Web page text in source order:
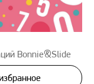
Bonnie&Slide